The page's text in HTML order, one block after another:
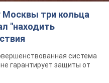
Москвы три кольца
"находить
система
гарантирует защиты от